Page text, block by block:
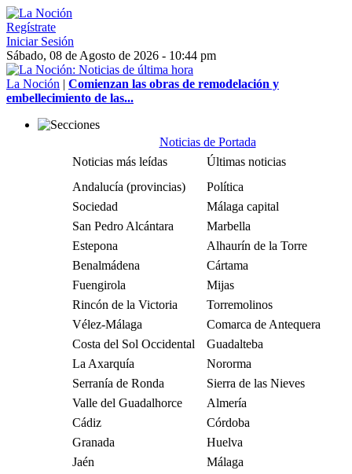
Regístrate
Iniciar Sesión
Sábado, 08 de Agosto de 2026 - 10:44 pm
La Noción | Comienzan las obras de remodelación y
embellecimiento de las...
Noticias de Portada
Noticias más leídas
Últimas noticias
Andalucía (provincias)
Política
Sociedad
Málaga capital
San Pedro Alcántara
Marbella
Estepona
Alhaurín de la Torre
Benalmádena
Cártama
Fuengirola
Mijas
Rincón de la Victoria
Torremolinos
Vélez-Málaga
Comarca de Antequera
Costa del Sol Occidental
Guadalteba
La Axarquía
Nororma
Serranía de Ronda
Sierra de las Nieves
Valle del Guadalhorce
Almería
Cádiz
Córdoba
Granada
Huelva
Jaén
Málaga